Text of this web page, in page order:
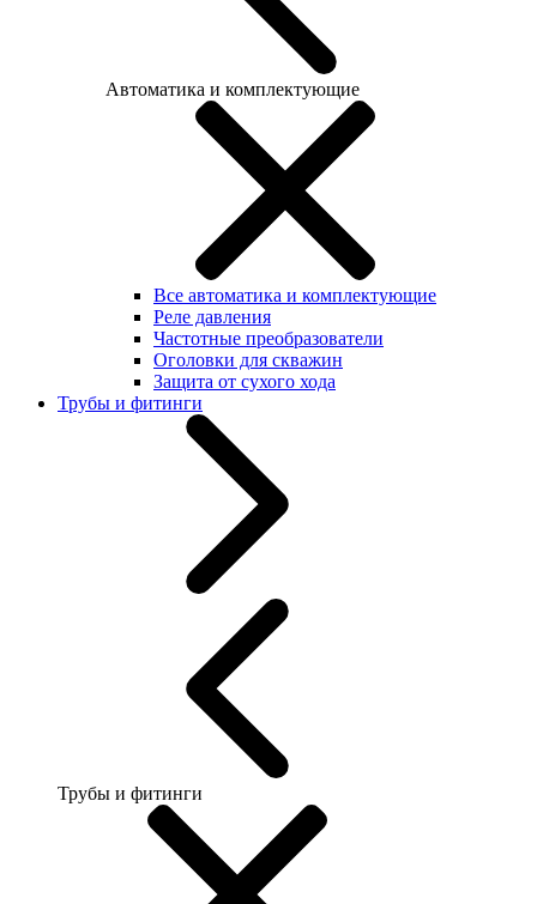
Автоматика и комплектующие
Все автоматика и комплектующие
Реле давления
Частотные преобразователи
Оголовки для скважин
Защита от сухого хода
Трубы и фитинги
Трубы и фитинги